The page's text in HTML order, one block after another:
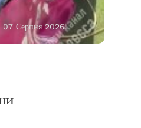
07 Серпня 2026